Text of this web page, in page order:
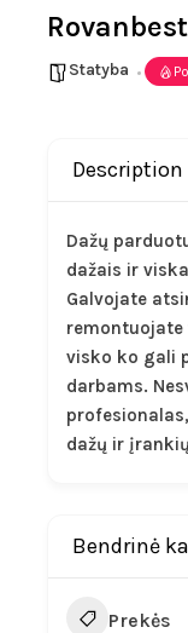
Statyba
Description
Dažų
dažais ir
Galvojate
remontuojate
visko ko gali
darbams.
dažų ir
Bendrinė
Prekės